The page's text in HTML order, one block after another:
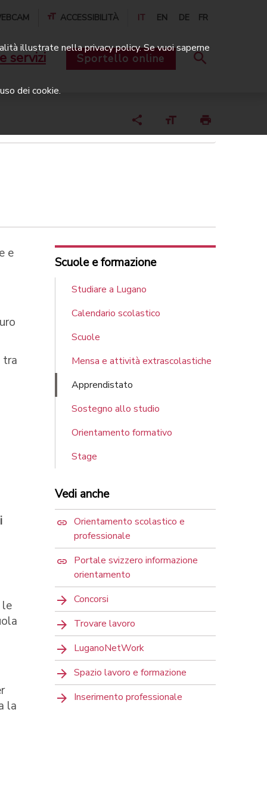
ACCESSIBILITÀ IT EN DE FR
servizi Sportello online
e
tra
le
la
Scuole e formazione
Studiare a Lugano
Calendario scolastico
Scuole
Mensa e attività extrascolastiche
Apprendistato
Sostegno allo studio
Orientamento formativo
Stage
Vedi anche
Orientamento scolastico e
professionale
Portale svizzero informazione
orientamento
Concorsi
Trovare lavoro
LuganoNetWork
Spazio lavoro e formazione
Inserimento professionale
illustrate nella privacy policy. Se vuoi saperne
dei cookie.